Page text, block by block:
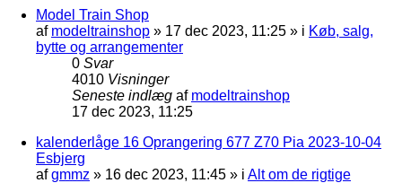
Model Train Shop
af modeltrainshop » 17 dec 2023, 11:25 » i Køb, salg,
bytte og arrangementer
0 Svar
4010 Visninger
Seneste indlæg af modeltrainshop
17 dec 2023, 11:25
kalenderlåge 16 Oprangering 677 Z70 Pia 2023-10-04
Esbjerg
afgmmz » 16 dec 2023, 11:45 » i Alt om de rigtige